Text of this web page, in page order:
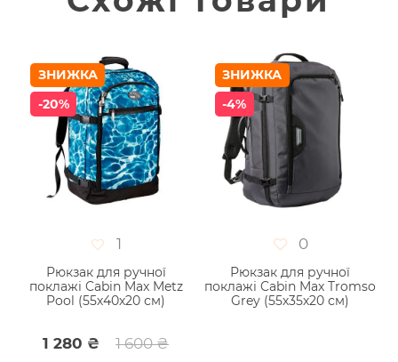
ЗНИЖКА
-20%
1
Рюкзак для ручної
поклажі Cabin Max Metz
Pool (55х40х20 см)
1 280 ₴ 1 600 ₴
ЗНИЖКА
-4%
0
Рюкзак для ручної
поклажі Cabin Max Tromso
Grey (55х35х20 см)